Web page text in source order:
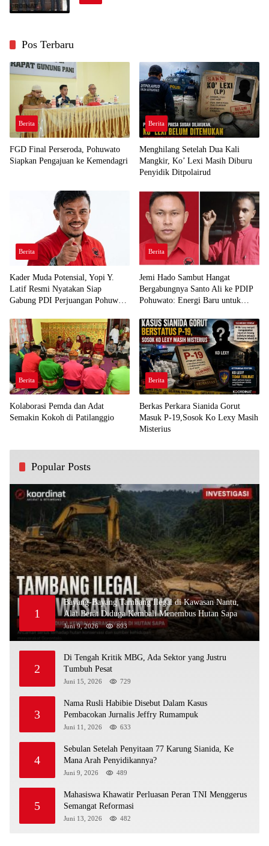
Pos Terbaru
Berita
FGD Final Perseroda, Pohuwato
Siapkan Pengajuan ke Kemendagri
Berita
Menghilang Setelah Dua Kali
Mangkir, Ko’ Lexi Masih Diburu
Penyidik Ditpolairud
Berita
Kader Muda Potensial, Yopi Y.
Latif Resmi Nyatakan Siap
Gabung PDI Perjuangan Pohuwato
Berita
Jemi Hado Sambut Hangat
Bergabungnya Santo Ali ke PDIP
Pohuwato: Energi Baru untuk
Berita
Kolaborasi Pemda dan Adat
Semakin Kokoh di Patilanggio
Berita
Berkas Perkara Sianida Gorut
Masuk P-19,Sosok Ko Lexy Masih
Misterius
Popular Posts
1
Bayang-Bayang Tambang Ilegal di Kawasan Nantu,
Alat Berat Diduga Kembali Menembus Hutan Sapa
Juni 9, 2026 893
2
Di Tengah Kritik MBG, Ada Sektor yang Justru
Tumbuh Pesat
Juni 15, 2026 729
3
Nama Rusli Habibie Disebut Dalam Kasus
Pembacokan Jurnalis Jeffry Rumampuk
Juni 11, 2026 633
4
Sebulan Setelah Penyitaan 77 Karung Sianida, Ke
Mana Arah Penyidikannya?
Juni 9, 2026 489
5
Mahasiswa Khawatir Perluasan Peran TNI Menggerus
Semangat Reformasi
Juni 13, 2026 482